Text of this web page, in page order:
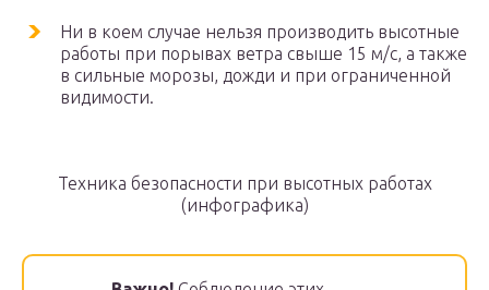
Ни в коем случае нельзя производить высотные
работы при порывах ветра свыше 15 м/с, а также
в сильные морозы, дожди и при ограниченной
видимости.
Техника безопасности при высотных работах
(инфографика)